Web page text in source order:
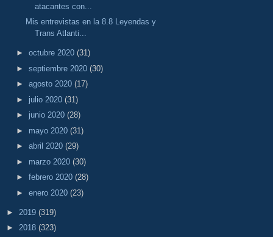
atacantes con...
Mis entrevistas en la 8.8 Leyendas y
Trans Atlanti...
► octubre 2020 (31)
► septiembre 2020 (30)
► agosto 2020 (17)
► julio 2020 (31)
► junio 2020 (28)
► mayo 2020 (31)
► abril 2020 (29)
► marzo 2020 (30)
► febrero 2020 (28)
► enero 2020 (23)
► 2019 (319)
► 2018 (323)